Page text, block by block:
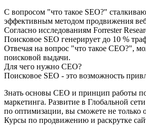
С вопросом "что такое SEO?"
эффективным методом продвижения
Согласно исследованиям Forrester
Поисковое SEO генерирует до 10 %
Отвечая на вопрос "что такое СЕО?",
поисковой выдачи.
Для чего нужно СЕО?
Поисковое SEO - это возможность
Знать основы СЕО и принцип работы
маркетинга. Развитие в Глобальной
по оптимизации, вы сможете не только
Курсы по продвижению и раскрутке